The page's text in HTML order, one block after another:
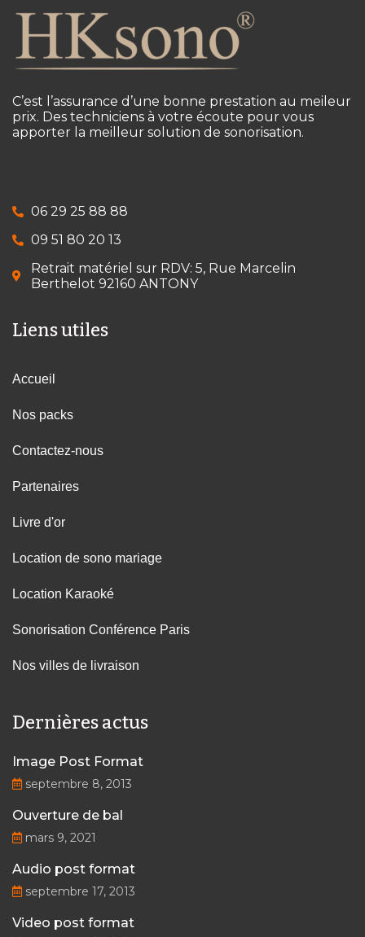
C’est l’assurance d’une bonne prestation au meileur
prix. Des techniciens à votre écoute pour vous
apporter la meilleur solution de sonorisation.
06 29 25 88 88
09 51 80 20 13
Retrait matériel sur RDV: 5, Rue Marcelin
Berthelot 92160 ANTONY
Liens utiles
Accueil
Nos packs
Contactez-nous
Partenaires
Livre d'or
Location de sono mariage
Location Karaoké
Sonorisation Conférence Paris
Nos villes de livraison
Dernières actus
Image Post Format
septembre 8, 2013
Ouverture de bal
mars 9, 2021
Audio post format
septembre 17, 2013
Video post format